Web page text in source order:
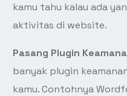
kamu tahu kalau ada
aktivitas di website.
Pasang Plugin
banyak plugin
kamu. Contohnya